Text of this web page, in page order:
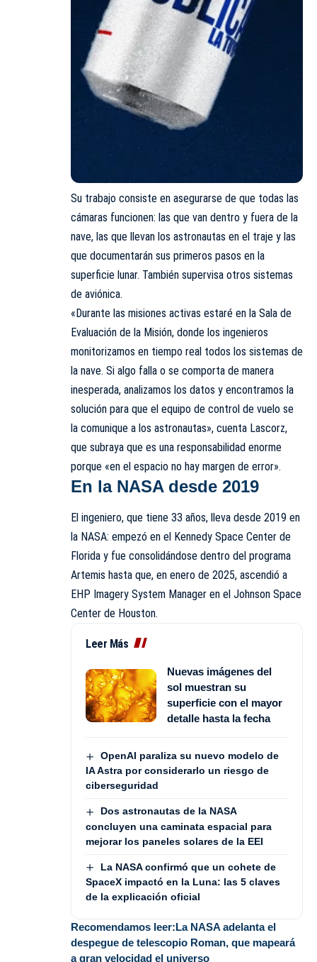
Su trabajo consiste en asegurarse de que todas las
cámaras funcionen: las que van dentro y fuera de la
nave, las que llevan los astronautas en el traje y las
que documentarán sus primeros pasos en la
superficie lunar. También supervisa otros sistemas
de aviónica.
«Durante las misiones activas estaré en la Sala de
Evaluación de la Misión, donde los ingenieros
monitorizamos en tiempo real todos los sistemas de
la nave. Si algo falla o se comporta de manera
inesperada, analizamos los datos y encontramos la
solución para que el equipo de control de vuelo se
la comunique a los astronautas», cuenta Lascorz,
que subraya que es una responsabilidad enorme
porque «en el espacio no hay margen de error».
En la NASA desde 2019
El ingeniero, que tiene 33 años, lleva desde 2019 en
la NASA: empezó en el Kennedy Space Center de
Florida y fue consolidándose dentro del programa
Artemis hasta que, en enero de 2025, ascendió a
EHP Imagery System Manager en el Johnson Space
Center de Houston.
Leer Más
Nuevas imágenes del
sol muestran su
superficie con el mayor
detalle hasta la fecha
OpenAI paraliza su nuevo modelo de
IA Astra por considerarlo un riesgo de
ciberseguridad
Dos astronautas de la NASA
concluyen una caminata espacial para
mejorar los paneles solares de la EEI
La NASA confirmó que un cohete de
SpaceX impactó en la Luna: las 5 claves
de la explicación oficial
Recomendamos leer:La NASA adelanta el
despegue de telescopio Roman, que mapeará
a gran velocidad el universo